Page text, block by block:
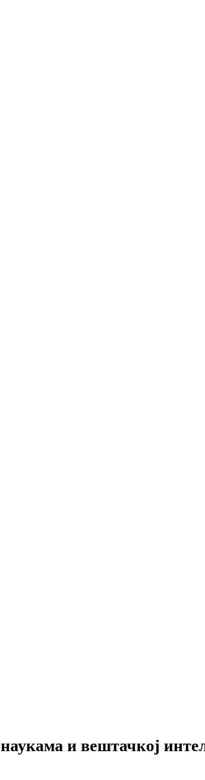
и вештачкој